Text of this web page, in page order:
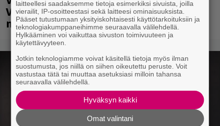
Veikkaus Arenalla syyskuussa – muista
myös metalliklassikot-konsertti
laitteellesi saadaksemme tietoja esimerkiksi sivuista, joilla
vierailit, IP-osoitteestasi sekä laitteesi ominaisuuksista.
Pääset tutustumaan yksityiskohtaisesti käyttötarkoituksiin ja
teknologiakumppaneihimme seuraavalla välilehdellä.
Hylkääminen voi vaikuttaa sivuston toimivuuteen ja
käytettävyyteen.
Jotkin teknologiamme voivat käsitellä tietoja myös ilman
suostumusta, jos niillä on siihen oikeutettu peruste. Voit
vastustaa tätä tai muuttaa asetuksiasi milloin tahansa
seuraavalla välilehdellä.
Hyväksyn kaikki
Omat valintani